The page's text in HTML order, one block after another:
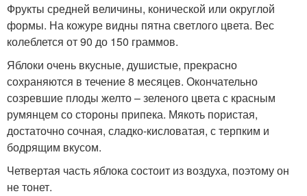
Фрукты средней величины, конической или округлой
формы. На кожуре видны пятна светлого цвета. Вес
колеблется от 90 до 150 граммов.
Яблоки очень вкусные, душистые, прекрасно
сохраняются в течение 8 месяцев. Окончательно
созревшие плоды желто – зеленого цвета с красным
румянцем со стороны припека. Мякоть пористая,
достаточно сочная, сладко-кисловатая, с терпким и
бодрящим вкусом.
Четвертая часть яблока состоит из воздуха, поэтому он
не тонет.